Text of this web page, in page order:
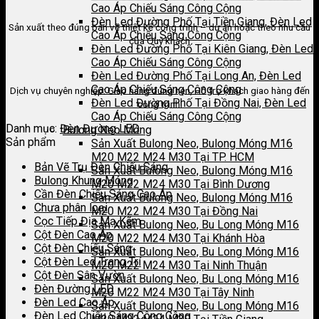
Cao Áp Chiếu Sáng Công Cộng
Đèn Led Đường Phố Tại Tiền Giang, Đèn Led
Cao Áp Chiếu Sáng Công Cộng
Đèn Led Đường Phố Tại Kiên Giang, Đèn Led
Cao Áp Chiếu Sáng Công Cộng
Đèn Led Đường Phố Tại Long An, Đèn Led
Cao Áp Chiếu Sáng Công Cộng
Đèn Led Đường Phố Tại Đồng Nai, Đèn Led
Cao Áp Chiếu Sáng Công Cộng
Bulong Neo Móng
Sản Xuất Bulong Neo, Bulong Móng M16
M20 M22 M24 M30 Tại TP. HCM
Sản Xuất Bulong Neo, Bulong Móng M16
M20 M22 M24 M30 Tại Bình Dương
Sản Xuất Bulong Neo, Bulong Móng M16
M20 M22 M24 M30 Tại Đồng Nai
Sản Xuất Bulong Neo, Bu Long Móng M16
M20 M22 M24 M30 Tại Khánh Hòa
Sản Xuất Bulong Neo, Bu Long Móng M16
M20 M22 M24 M30 Tại Ninh Thuận
Sản Xuất Bulong Neo, Bu Long Móng M16
M20 M22 M24 M30 Tại Tây Ninh
Sản Xuất Bulong Neo, Bu Long Móng M16
Sản xuất theo đúng bản vẽ thiết kế công trình – dự án hoặc theo nhu cầu
của Quý khách
Dịch vụ chuyên nghiệp: Giao hàng đúng hẹn, Hỗ trợ khách giao hàng đến
công trình.
Danh mục: Đèn Đường LED
Sản phẩm
Bản Vẽ Trụ Đèn Chiếu Sáng
Bulong Khung Móng
Cần Đèn Chiếu Sáng Cao Áp
Chưa phân loại
Cọc Tiếp Địa Mạ Kẽm
Cột Đèn Cao Áp
Cột Đèn Chiếu Sáng
Cột Đèn Led Trang Trí
Cột Đèn Sân Vườn
Đèn Đường LED
Đèn Led Cao Áp
Đèn Led Chiếu Sáng Công Cộng